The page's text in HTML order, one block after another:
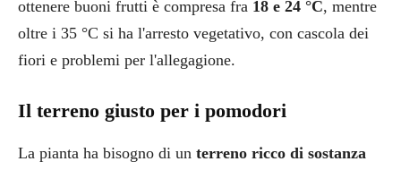
ottenere buoni frutti è compresa fra 18 e 24 °C, mentre
oltre i 35 °C si ha l'arresto vegetativo, con cascola dei
fiori e problemi per l'allegagione.
Il terreno giusto per i pomodori
La pianta ha bisogno di un terreno ricco di sostanza